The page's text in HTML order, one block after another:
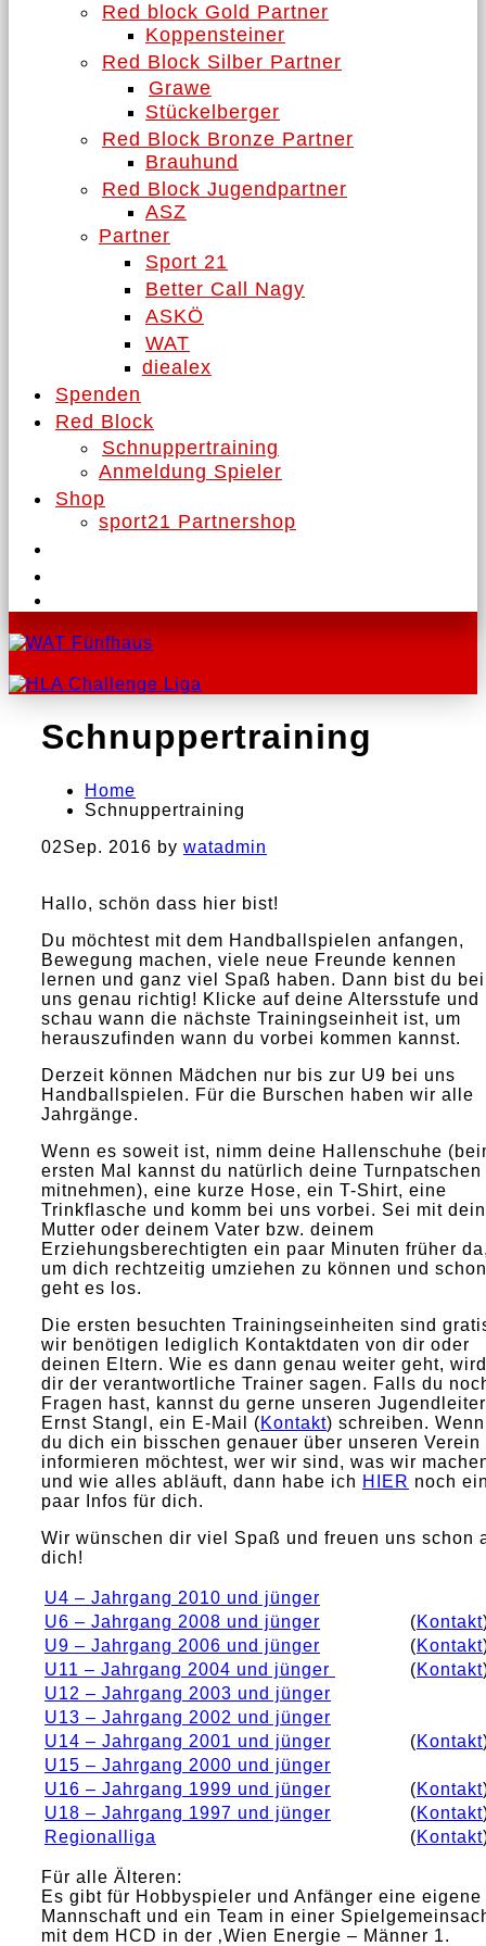
Red block Gold Partner
Koppensteiner
Red Block Silber Partner
Grawe
Stückelberger
Red Block Bronze Partner
Brauhund
Red Block Jugendpartner
ASZ
Partner
Sport 21
Better Call Nagy
ASKÖ
WAT
diealex
Spenden
Red Block
Schnuppertraining
Anmeldung Spieler
Shop
sport21 Partnershop
Schnuppertraining
Home
Schnuppertraining
02Sep. 2016 by watadmin
Hallo, schön dass hier bist!
Du möchtest mit dem Handballspielen anfangen,
Bewegung machen, viele neue Freunde kennen
lernen und ganz viel Spaß haben. Dann bist du bei
uns genau richtig! Klicke auf deine Altersstufe und
schau wann die nächste Trainingseinheit ist, um
herauszufinden wann du vorbei kommen kannst.
Derzeit können Mädchen nur bis zur U9 bei uns
Handballspielen. Für die Burschen haben wir alle
Jahrgänge.
Wenn es soweit ist, nimm deine Hallenschuhe
ersten Mal kannst du natürlich deine Turnpatschen
mitnehmen), eine kurze Hose, ein T-Shirt, eine
Trinkflasche und komm bei uns vorbei. Sei mit
Mutter oder deinem Vater bzw. deinem
Erziehungsberechtigten ein paar Minuten früher
um dich rechtzeitig umziehen zu können und schon
geht es los.
Die ersten besuchten Trainingseinheiten sind
wir benötigen lediglich Kontaktdaten von dir oder
deinen Eltern. Wie es dann genau weiter geht, wird
dir der verantwortliche Trainer sagen. Falls du
Fragen hast, kannst du gerne unseren
Ernst Stangl, ein E-Mail (Kontakt) schreiben. Wenn
du dich ein bisschen genauer über unseren Verein
informieren möchtest, wer wir sind, was wir
und wie alles abläuft, dann habe ich HIER noch
paar Infos für dich.
Wir wünschen dir viel Spaß und freuen uns schon
dich!
U4 – Jahrgang 2010 und jünger
U6 – Jahrgang 2008 und jünger
(Kontakt
U9 – Jahrgang 2006 und jünger
(Kontakt
U11 – Jahrgang 2004 und jünger
(Kontakt
U12 – Jahrgang 2003 und jünger
U13 – Jahrgang 2002 und jünger
U14 – Jahrgang 2001 und jünger
(Kontakt
U15 – Jahrgang 2000 und jünger
U16 – Jahrgang 1999 und jünger
(Kontakt
U18 – Jahrgang 1997 und jünger
(Kontakt
Regionalliga
(Kontakt
Für alle Älteren:
Es gibt für Hobbyspieler und Anfänger eine eigene
Mannschaft und ein Team in einer
mit dem HCD in der ‚Wien Energie – Männer 1.